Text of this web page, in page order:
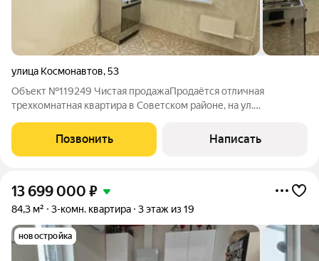
улица Космонавтов,53
Объект №119249 Чистая продажаПродаётся отличная
трехкомнатная квартира в Советском районе, на ул.
2003 года. Квартира с шикарными видовыми
характеристиками, видовая, расположена на 10 этаже(
Позвонить Написать
13 699 000 ₽
84,3 м² 3-комн. квартира 3 этаж из 19
новостройка